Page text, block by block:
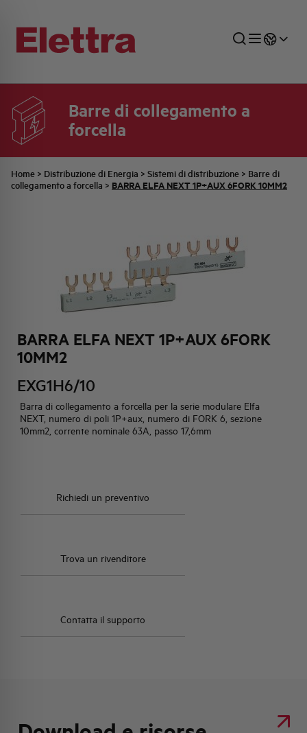
Barre di collegamento a
forcella
Home > Distribuzione di Energia > Sistemi di distribuzione > Barre di
collegamento a forcella > BARRA ELFA NEXT 1P+AUX 6FORK 10MM2
BARRA ELFA NEXT 1P+AUX 6FORK
10MM2
EXG1H6/10
Barra di collegamento a forcella per la serie modulare Elfa
NEXT, numero di poli 1P+aux, numero di FORK 6, sezione
10mm2, corrente nominale 63A, passo 17,6mm
Richiedi un preventivo
Trova un rivenditore
Contatta il supporto
SETTORI
INDUSTRIALE
DISTRIBUZIONE DI ENERGIA
AUTOMAZIONE INDUSTRIALE
ELEMENTO
RETE COMMERCIALE
UFFICIO TECNICO
PREVENTIVAZIONE
COMMESSE QUADRI
AZIENDA
FAMIGLIA BELLINI
IDENTITÀ AZIENDALE
HQ & TEAM
ATTIVITÀ E MERCATI
IMPEGNO SOCIALE
TUTTE LE NEWS
ULTIME NOTIZIE ISTITUZIONALI
EVENTI
JOB CAREERS
PARTNER